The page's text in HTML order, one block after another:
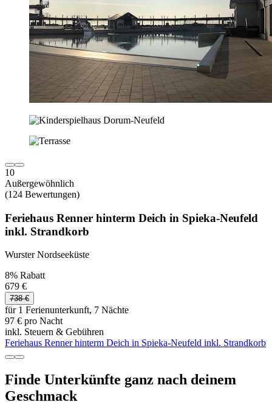
10
Außergewöhnlich
(124 Bewertungen)
Feriehaus Renner hinterm Deich in Spieka-Neufeld
inkl. Strandkorb
Wurster Nordseeküste
8% Rabatt
679 €
738 €
für 1 Ferienunterkunft, 7 Nächte
97 € pro Nacht
inkl. Steuern & Gebühren
Feriehaus Renner hinterm Deich in Spieka-Neufeld inkl. Strandkorb
Finde Unterkünfte ganz nach deinem
Geschmack